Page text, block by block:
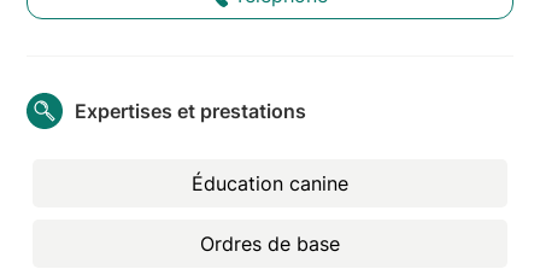
Expertises et prestations
Éducation canine
Ordres de base